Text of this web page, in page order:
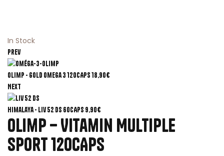
In Stock
Prev
Olimp - Gold Omega 3 120CAPS18,90€
Next
Himalaya - Liv 52 DS 60CAPS 9,90€
Olimp – Vitamin Multiple
Sport 120CAPS